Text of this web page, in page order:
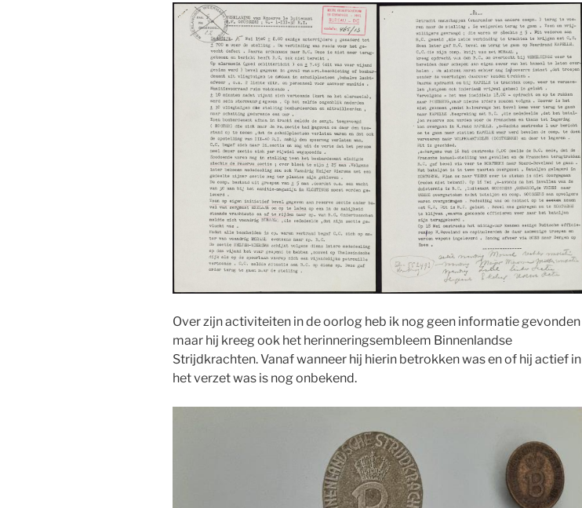
Over zijn activiteiten in de oorlog heb ik nog geen informatie gevonden
maar hij kreeg ook het herinneringsembleem Binnenlandse
Strijdkrachten. Vanaf wanneer hij hierin betrokken was en of hij actief in
het verzet was is nog onbekend.